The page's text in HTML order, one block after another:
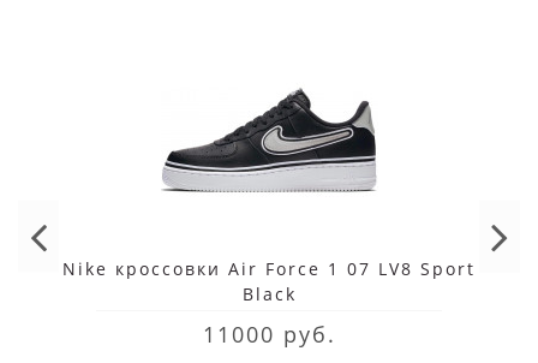
Nike кроссовки Air Force 1 07 LV8 Sport
Black
11000 руб.